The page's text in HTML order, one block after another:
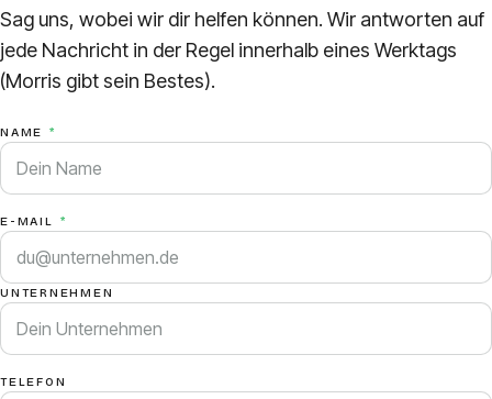
Sag uns, wobei wir dir helfen können. Wir antworten auf
jede Nachricht in der Regel innerhalb eines Werktags
(Morris gibt sein Bestes).
Website
NAME *
E-MAIL *
UNTERNEHMEN
TELEFON